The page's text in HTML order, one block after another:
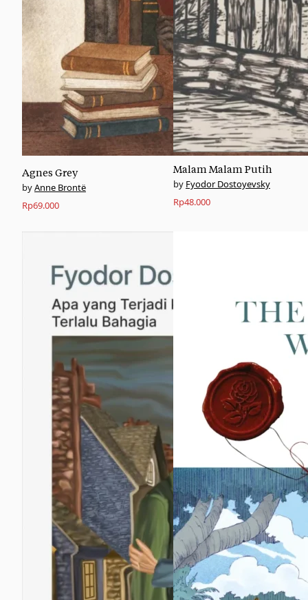
Agnes Grey
Anne Brontë
Rp69.000
Malam Malam Putih
Fyodor Dostoyevsky
Rp48.000